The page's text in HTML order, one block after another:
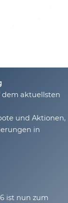
dem aktuellsten
und Aktionen,
in
ist nun zum